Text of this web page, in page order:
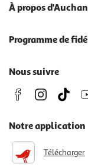
À propos d'Auchan
Programme de
Nous suivre
Notre application
Télécharger